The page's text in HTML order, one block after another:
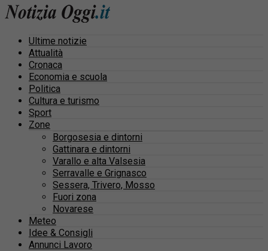
Ultime notizie
Attualità
Cronaca
Economia e scuola
Politica
Cultura e turismo
Sport
Zone
Borgosesia e dintorni
Gattinara e dintorni
Varallo e alta Valsesia
Serravalle e Grignasco
Sessera, Trivero, Mosso
Fuori zona
Novarese
Meteo
Idee & Consigli
Annunci Lavoro